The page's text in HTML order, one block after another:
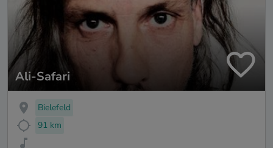
Ali-Safari
Bielefeld
91 km